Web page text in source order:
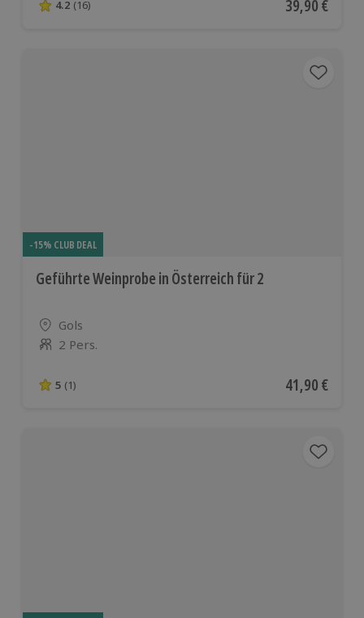
4.2 von 5 Sternen basierend auf 16 Bewertungen
4.2 (16) Aktueller
39,90 €
-15% CLUB DEAL
Geführte Weinprobe in Österreich für 2
Standort
Gols
Anzahl der Teilnehmer
2 Pers.
5 von 5 Sternen basierend auf 1 Bewertungen
5 (1) Aktueller
41,90 €